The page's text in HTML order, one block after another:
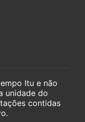
Itu e não
unidade do
contidas